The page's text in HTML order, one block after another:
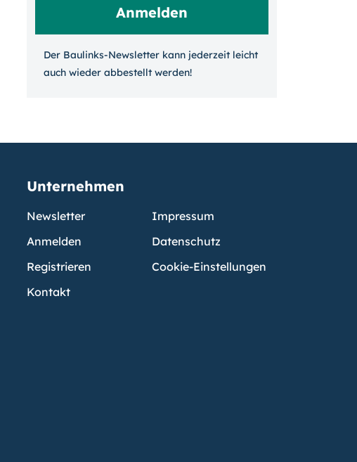
Der Baulinks-Newsletter kann jeder­zeit leicht
auch wieder ab­bestellt werden!
Unternehmen
Newsletter
Anmelden
Registrieren
Kontakt
Impressum
Datenschutz
Cookie-Einstellungen